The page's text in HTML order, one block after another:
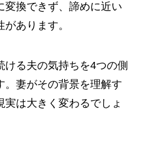
変換できず、諦めに近い
あります。
ける夫の気持ちを4つの側
。妻がその背景を理解す
実は大きく変わるでしょ